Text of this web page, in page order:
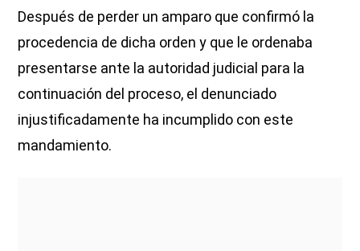
Después de perder un amparo que confirmó la
procedencia de dicha orden y que le ordenaba
presentarse ante la autoridad judicial para la
continuación del proceso, el denunciado
injustificadamente ha incumplido con este
mandamiento.